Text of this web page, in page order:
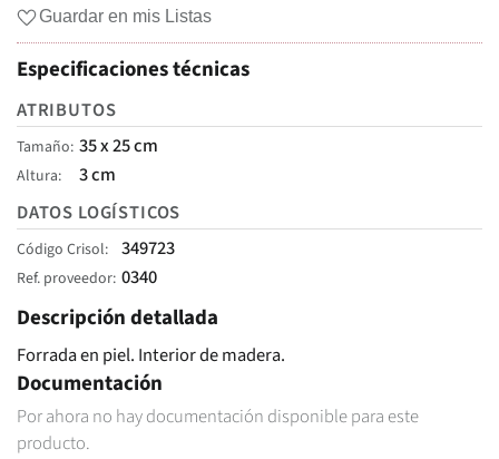
Guardar en mis Listas
Especificaciones técnicas
ATRIBUTOS
Tamaño 35 x 25 cm
Altura
3 cm
DATOS LOGÍSTICOS
Código Crisol 349723
Ref. proveedor 0340
Descripción detallada
Forrada en piel. Interior de madera.
Documentación
Por ahora no hay documentación disponible para este
producto.